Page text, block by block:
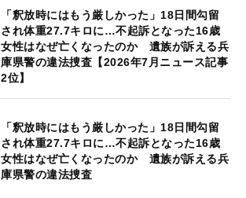
「釈放時にはもう厳しかった」18日間勾留
され体重27.7キロに…不起訴となった16歳
女性はなぜ亡くなったのか 遺族が訴える兵
庫県警の違法捜査【2026年7月ニュース記事
2位】
「釈放時にはもう厳しかった」18日間勾留
され体重27.7キロに…不起訴となった16歳
女性はなぜ亡くなったのか 遺族が訴える兵
庫県警の違法捜査